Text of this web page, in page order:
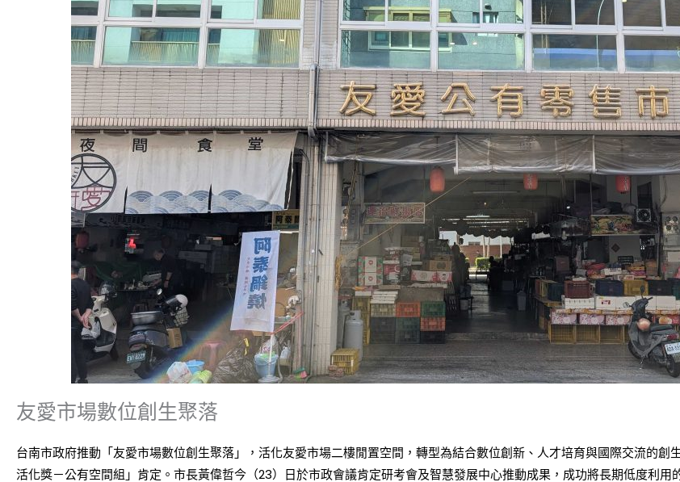
友愛市場數位創生聚落
台南市政府推動「友愛市場數位創生聚落」，活化友愛市場二樓閒置空間，轉型為結合數位創新、人才培育與國際交流的
活化獎－公有空間組」肯定。市長黃偉哲今（23）日於市政會議肯定研考會及智慧發展中心推動成果，成功將長期低度利